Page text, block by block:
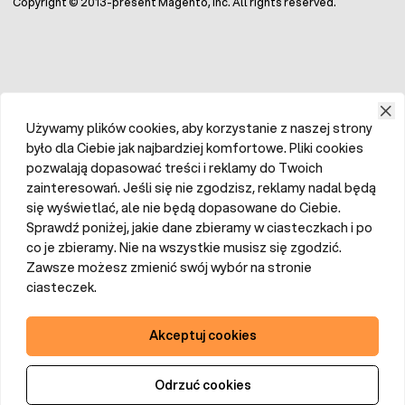
Używamy plików cookies, aby korzystanie z naszej strony
było dla Ciebie jak najbardziej komfortowe. Pliki cookies
pozwalają dopasować treści i reklamy do Twoich
zainteresowań. Jeśli się nie zgodzisz, reklamy nadal będą
się wyświetlać, ale nie będą dopasowane do Ciebie.
Sprawdź poniżej, jakie dane zbieramy w ciasteczkach i po
co je zbieramy. Nie na wszystkie musisz się zgodzić.
Zawsze możesz zmienić swój wybór na stronie
ciasteczek.
Akceptuj cookies
Odrzuć cookies